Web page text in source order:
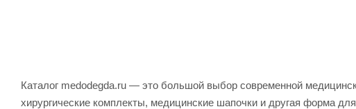
Каталог medodegda.ru — это большой выбор современной
хирургические комплекты, медицинские шапочки и другая форма